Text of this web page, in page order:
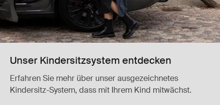
Unser Kindersitzsystem entdecken
Erfahren Sie mehr über unser ausgezeichnetes
Kindersitz-System, dass mit Ihrem Kind mitwächst.